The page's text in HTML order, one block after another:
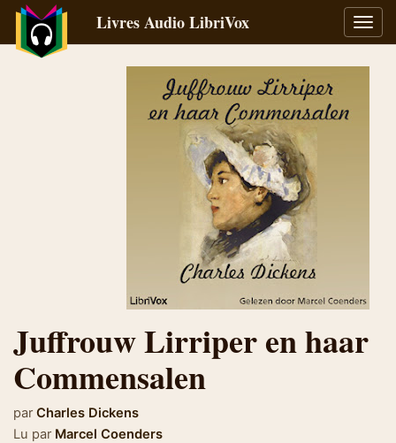
la
Livres Audio LibriVox
Juffrouw Lirriper en haar
Commensalen
par Charles Dickens
Lu par Marcel Coenders